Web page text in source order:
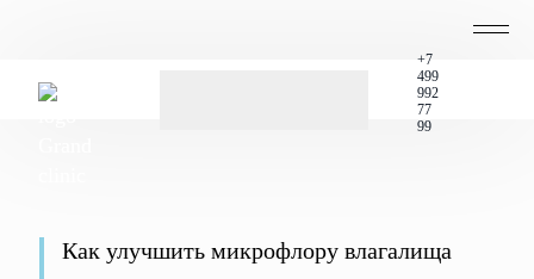
- 21+7
499
992
77
99
Как улучшить микрофлору влагалища
Как улучшить микрофлору влагалища